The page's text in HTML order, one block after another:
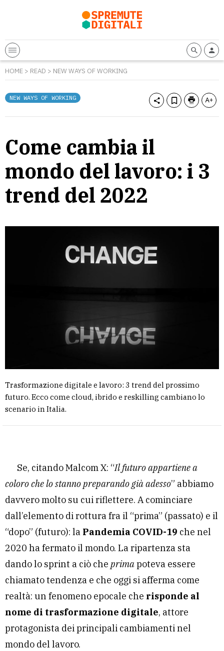
HOME > READ > NEW WAYS OF WORKING
NEW WAYS OF WORKING
Come cambia il
mondo del lavoro: i 3
trend del 2022
Trasformazione digitale e lavoro: 3 trend del prossimo
futuro. Ecco come cloud, ibrido e reskilling cambiano lo
scenario in Italia.
Se, citando Malcom X: “Il futuro appartiene a
coloro che lo stanno preparando già adesso” abbiamo
davvero molto su cui riflettere. A cominciare
dall’elemento di rottura fra il “prima” (passato) e il
“dopo” (futuro): la Pandemia COVID-19 che nel
2020 ha fermato il mondo. La ripartenza sta
dando lo sprint a ciò che primapoteva essere
chiamato tendenza e che oggi si afferma come
realtà: un fenomeno epocale che risponde al
nome di trasformazione digitale, attore
protagonista dei principali cambiamenti nel
mondo del lavoro.